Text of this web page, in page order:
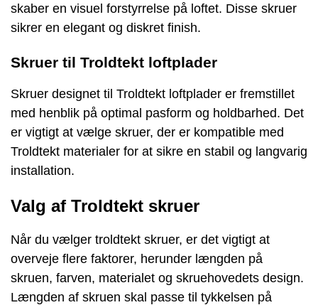
skaber en visuel forstyrrelse på loftet. Disse skruer
sikrer en elegant og diskret finish.
Skruer til Troldtekt loftplader
Skruer designet til Troldtekt loftplader er fremstillet
med henblik på optimal pasform og holdbarhed. Det
er vigtigt at vælge skruer, der er kompatible med
Troldtekt materialer for at sikre en stabil og langvarig
installation.
Valg af Troldtekt skruer
Når du vælger troldtekt skruer, er det vigtigt at
overveje flere faktorer, herunder længden på
skruen, farven, materialet og skruehovedets design.
Længden af skruen skal passe til tykkelsen på